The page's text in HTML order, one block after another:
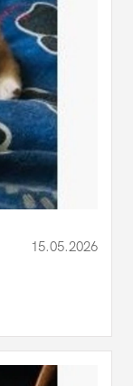
15.05.2026